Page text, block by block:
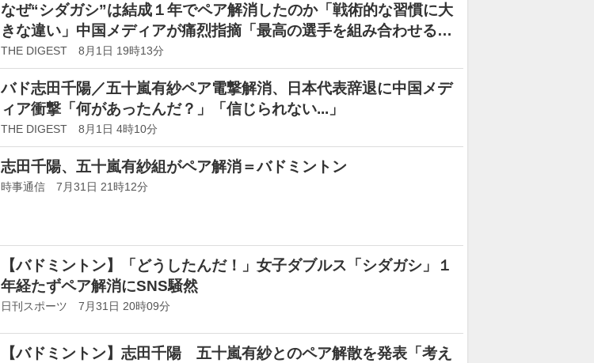
なぜ“シダガシ”は結成１年でペア解消したのか「戦術的な習慣に大
きな違い」中国メディアが痛烈指摘「最高の選手を組み合わせるだ
けでは…」
THE DIGEST 8月1日 19時13分
バド志田千陽／五十嵐有紗ペア電撃解消、日本代表辞退に中国メデ
ィア衝撃「何があったんだ？」「信じられない...」
THE DIGEST 8月1日 4時10分
志田千陽、五十嵐有紗組がペア解消＝バドミントン
時事通信 7月31日 21時12分
【バドミントン】「どうしたんだ！」女子ダブルス「シダガシ」１
年経たずペア解消にSNS騒然
日刊スポーツ 7月31日 20時09分
【バドミントン】志田千陽 五十嵐有紗とのペア解散を発表「考え